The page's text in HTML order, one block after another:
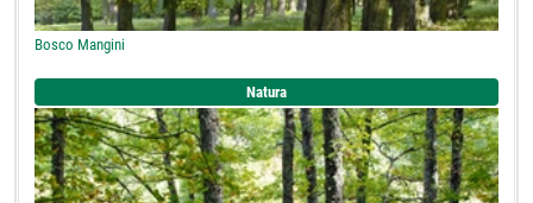
Bosco Mangini
Natura